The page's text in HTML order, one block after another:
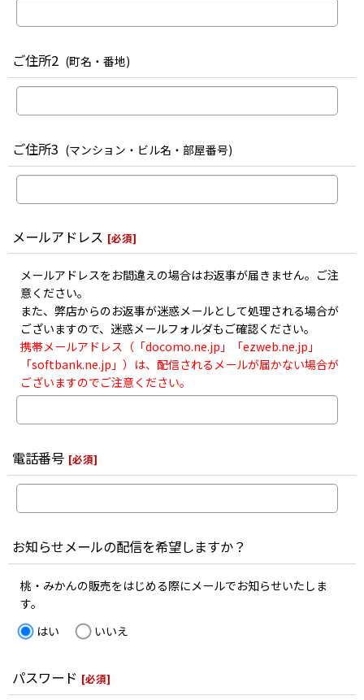
ご住所2 (町名・番地)
ご住所3 (マンション・ビル名・部屋番号)
メールアドレス [必須]
メールアドレスをお間違えの場合はお返事が届きません。ご注
意ください。
また、弊店からのお返事が迷惑メールとして処理される場合が
ございますので、迷惑メールフォルダもご確認ください。
携帯メールアドレス（「docomo.ne.jp」「ezweb.ne.jp」
「softbank.ne.jp」）は、配信されるメールが届かない場合が
ございますのでご注意ください。
電話番号 [必須]
お知らせメールの配信を希望しますか？
桃・みかんの販売をはじめる際にメールでお知らせいたしま
す。
はい
いいえ
パスワード [必須]